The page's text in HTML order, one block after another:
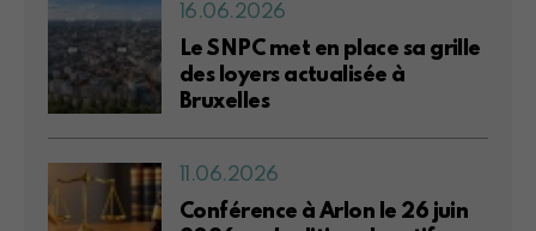
16.06.2026
Le SNPC met en place sa grille
des loyers actualisée à
Bruxelles
11.06.2026
Conférence à Arlon le 26 juin